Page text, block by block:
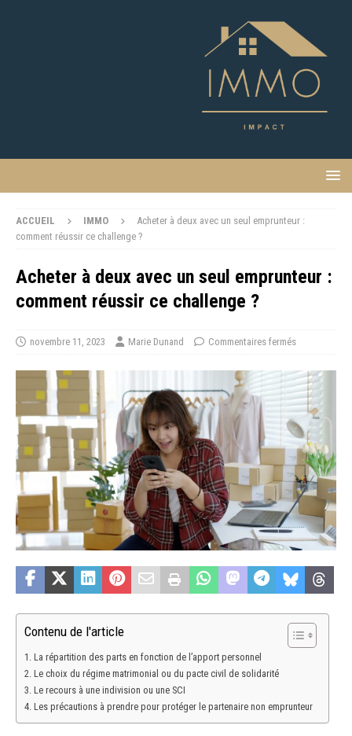
ACCUEIL IMMO
Acheter à deux avec un seul emprunteur :
comment réussir ce challenge ?
Acheter à deux avec un seul emprunteur :
comment réussir ce challenge ?
novembre 11, 2023 Marie Dunand Commentaires fermés
Contenu de l'article
La répartition des parts en fonction de l’apport personnel
Le choix du régime matrimonial ou du pacte civil de solidarité
Le recours à une indivision ou une SCI
Les précautions à prendre pour protéger le partenaire non emprunteur